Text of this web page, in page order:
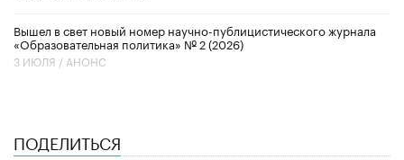
Вышел в свет новый номер научно-публицистического журнала
«Образовательная политика» № 2 (2026)
3 ИЮЛЯ / АНОНС
ПОДЕЛИТЬСЯ